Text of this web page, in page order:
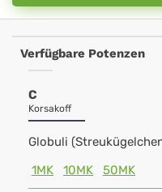
Verfügbare Potenzen
C
Korsakoff
Globuli
1MK
10MK 50MK